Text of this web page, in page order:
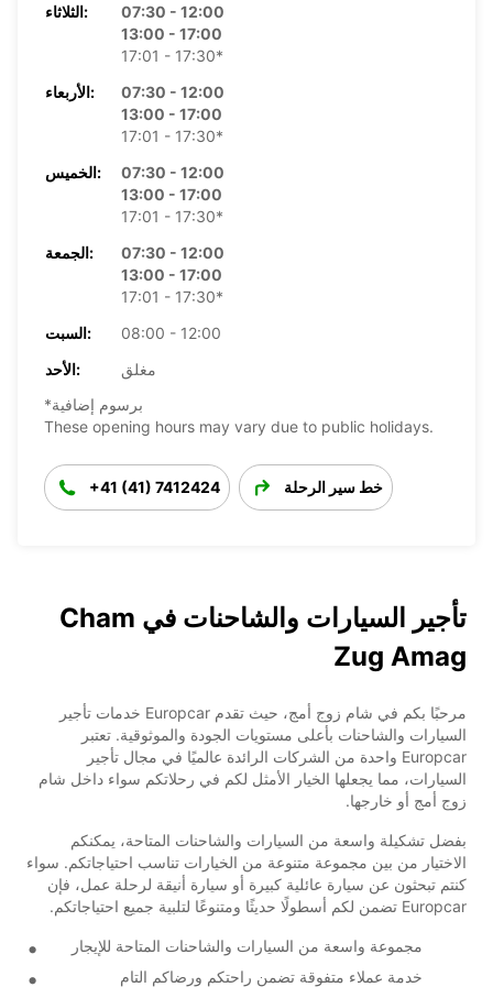
الثلاثاء:
07:30 - 12:00
13:00 - 17:00
17:01 - 17:30*
الأربعاء:
07:30 - 12:00
13:00 - 17:00
17:01 - 17:30*
الخميس:
07:30 - 12:00
13:00 - 17:00
17:01 - 17:30*
الجمعة:
07:30 - 12:00
13:00 - 17:00
17:01 - 17:30*
السبت:
08:00 - 12:00
الأحد:
مغلق
*برسوم إضافية
These opening hours may vary due to public holidays.
+41 (41) 7412424 خط سير الرحلة
تأجير السيارات والشاحنات في Cham
Zug Amag
مرحبًا بكم في شام زوج أمج، حيث تقدم Europcar خدمات تأجير
السيارات والشاحنات بأعلى مستويات الجودة والموثوقية. تعتبر
Europcar واحدة من الشركات الرائدة عالميًا في مجال تأجير
السيارات، مما يجعلها الخيار الأمثل لكم في رحلاتكم سواء داخل شام
زوج أمج أو خارجها.
بفضل تشكيلة واسعة من السيارات والشاحنات المتاحة، يمكنكم
الاختيار من بين مجموعة متنوعة من الخيارات تناسب احتياجاتكم. سواء
كنتم تبحثون عن سيارة عائلية كبيرة أو سيارة أنيقة لرحلة عمل، فإن
Europcar تضمن لكم أسطولًا حديثًا ومتنوعًا لتلبية جميع احتياجاتكم.
مجموعة واسعة من السيارات والشاحنات المتاحة للإيجار
خدمة عملاء متفوقة تضمن راحتكم ورضاكم التام